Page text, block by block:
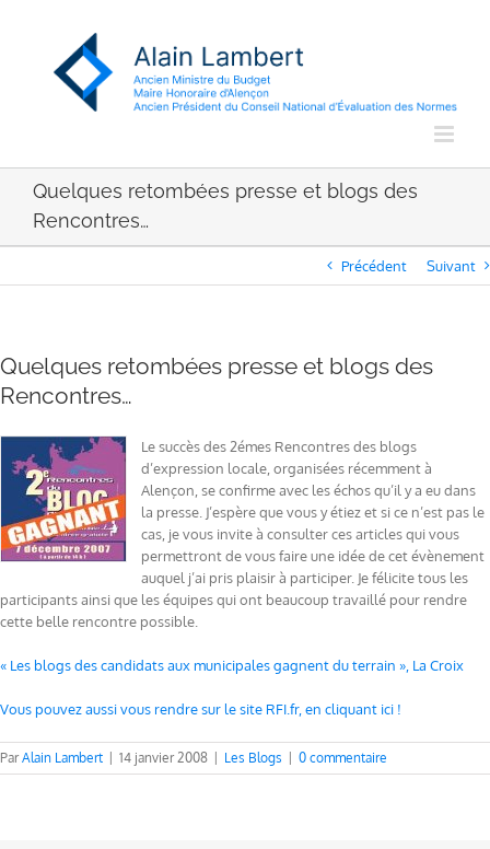
Quelques retombées presse et blogs des
Rencontres…
Précédent Suivant
Quelques retombées presse et blogs des
Rencontres…
Le succès des 2émes Rencontres des blogs
d’expression locale, organisées récemment à
Alençon, se confirme avec les échos qu’il y a eu dans
la presse. J’espère que vous y étiez et si ce n’est pas le
cas, je vous invite à consulter ces articles qui vous
permettront de vous faire une idée de cet évènement
auquel j’ai pris plaisir à participer. Je félicite tous les
participants ainsi que les équipes qui ont beaucoup travaillé pour rendre
cette belle rencontre possible.
« Les blogs des candidats aux municipales gagnent du terrain », La Croix
Vous pouvez aussi vous rendre sur le site RFI.fr, en cliquant ici !
ParAlain Lambert 14 janvier 2008 Les Blogs 0 commentaire